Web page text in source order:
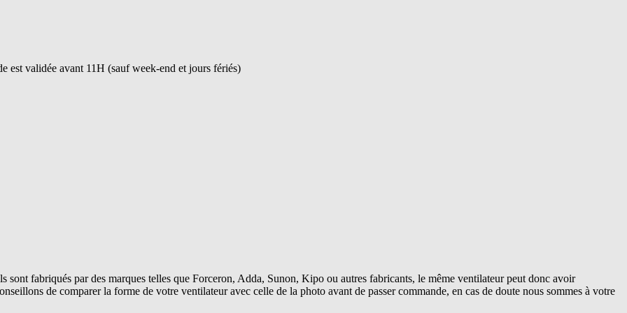
est validée avant 11H (sauf week-end et jours fériés)
fabriqués par des marques telles que Forceron, Adda, Sunon, Kipo ou autres fabricants, le même ventilateur peut donc avoir
de comparer la forme de votre ventilateur avec celle de la photo avant de passer commande, en cas de doute nous sommes à votre